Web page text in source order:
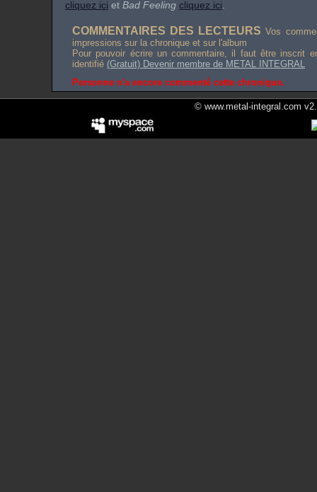
cliquez ici et Bad Feeling cliquez ici
COMMENTAIRES DES LECTEURS Vos
impressions sur la chronique et sur l'album
Pour pouvoir écrire un commentaire, il faut être inscrit
identifié (Gratuit) Devenir membre de METAL INTEGRAL
Personne n'a encore commenté cette chronique.
© www.metal-integral.com